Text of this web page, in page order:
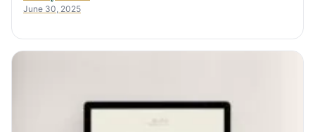
June 30, 2025